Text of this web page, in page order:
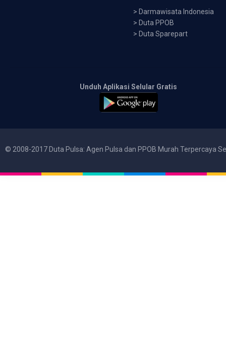
> Darmawisata Indonesia
> Duta PPOB
> Duta Sparepart
Unduh Aplikasi Selular Gratis
© 2008-2017 Duta Pulsa: Agen Pulsa dan PPOB Murah Terpercaya